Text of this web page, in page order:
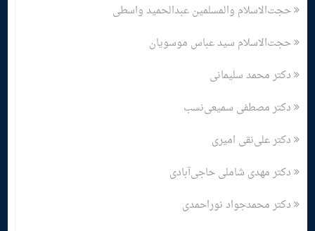
حجت‌الاسلام والمسلمین عبدالحمید واسطی
حجت‌الاسلام سید عباس موسویان
دکتر محمد سلیمانی
دکتر مصطفی سمیعی‌نسب
دکتر علی‌نقی امیری
دکتر مهدی شاملی حاجی‌آبادی
دکتر محمدجواد نوراحمدی